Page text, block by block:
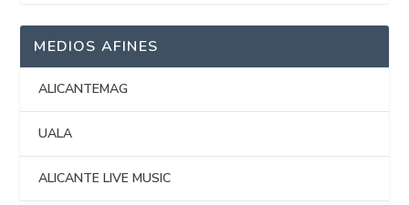
MEDIOS AFINES
ALICANTEMAG
UALA
ALICANTE LIVE MUSIC